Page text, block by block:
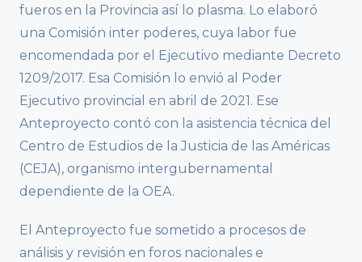
fueros en la Provincia así lo plasma. Lo elaboró
una Comisión inter poderes, cuya labor fue
encomendada por el Ejecutivo mediante Decreto
1209/2017. Esa Comisión lo envió al Poder
Ejecutivo provincial en abril de 2021. Ese
Anteproyecto contó con la asistencia técnica del
Centro de Estudios de la Justicia de las Américas
(CEJA), organismo intergubernamental
dependiente de la OEA.
El Anteproyecto fue sometido a procesos de
análisis y revisión en foros nacionales e